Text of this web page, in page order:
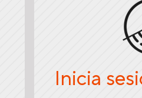
Inicia